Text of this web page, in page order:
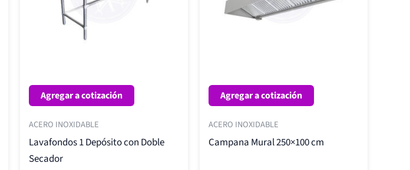
Agregar a cotización
ACERO INOXIDABLE
Lavafondos 1 Depósito con Doble
Secador
Agregar a cotización
ACERO INOXIDABLE
Campana Mural 250×100 cm